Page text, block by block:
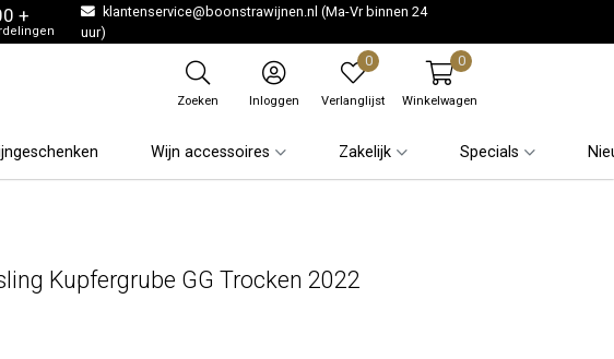
+ klantenservice@boonstrawijnen.nl (Ma-Vr binnen 24
uur)
Zoeken Inloggen
0
Verlanglijst
0
Winkelwagen
Wijn accessoires Zakelijk Specials
Kupfergrube GG Trocken 2022